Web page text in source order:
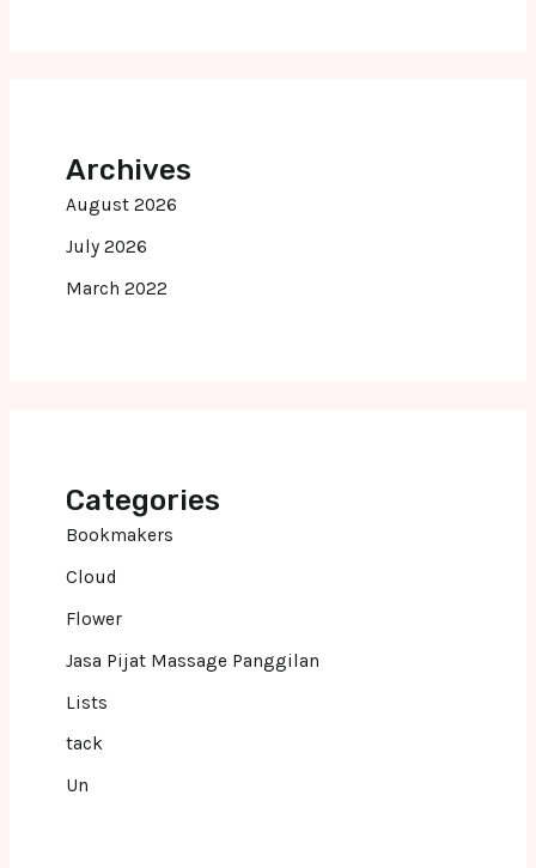
Archives
August 2026
July 2026
March 2022
Categories
Bookmakers
Cloud
Flower
Jasa Pijat Massage Panggilan
Lists
tack
Un